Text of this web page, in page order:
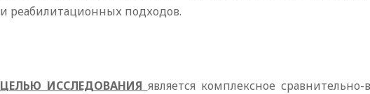
и реабилитационных подходов.
ЦЕЛЬЮ ИССЛЕДОВАНИЯ является комплексное сравнительно-